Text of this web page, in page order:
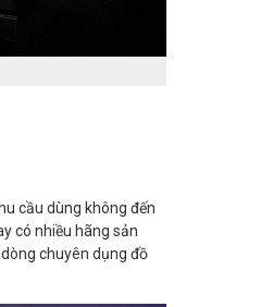
cầu dùng không đến
có nhiều hãng sản
chuyên dụng đồ